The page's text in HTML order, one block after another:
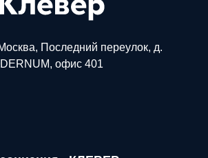
Последний переулок, д.
офис 401